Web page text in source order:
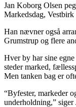
Jan Koborg Olsen
Markedsdag,
Han nævner også
Grumstrup og flere
Hver by har sine
steder marked,
Men tanken bag er
“Byfester, markeder
underholdning,”